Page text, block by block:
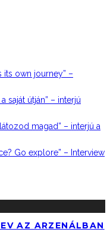
its own journey” –
saját útján” – interjú
magad” – interjú a
Go explore” – Interview
AZ ARZENÁLBAN